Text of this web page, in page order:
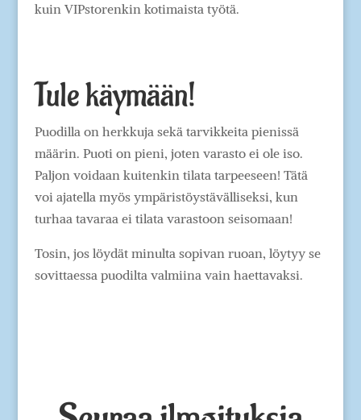
kuin VIPstorenkin kotimaista työtä.
Tule käymään!
Puodilla on herkkuja sekä tarvikkeita pienissä
määrin. Puoti on pieni, joten varasto ei ole iso.
Paljon voidaan kuitenkin tilata tarpeeseen! Tätä
voi ajatella myös ympäristöystävälliseksi, kun
turhaa tavaraa ei tilata varastoon seisomaan!
Tosin, jos löydät minulta sopivan ruoan, löytyy se
sovittaessa puodilta valmiina vain haettavaksi.